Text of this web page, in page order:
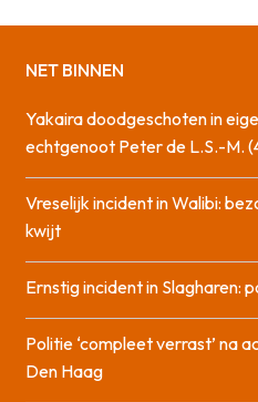
NET BINNEN
Yakaira doodgeschoten in
echtgenoot Peter de L.S.-M.
Vreselijk incident in Walibi:
kwijt
Ernstig incident in Slagharen:
Politie ‘compleet verrast’ na
Den Haag